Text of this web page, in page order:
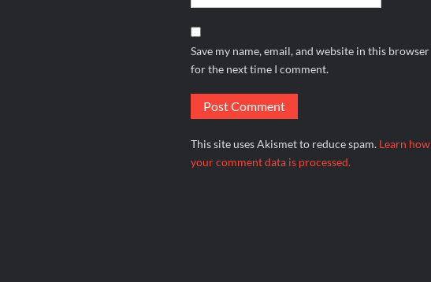
Save my name, email, and website in this browser
for the next time I comment.
This site uses Akismet to reduce spam. Learn how
your comment data is processed.